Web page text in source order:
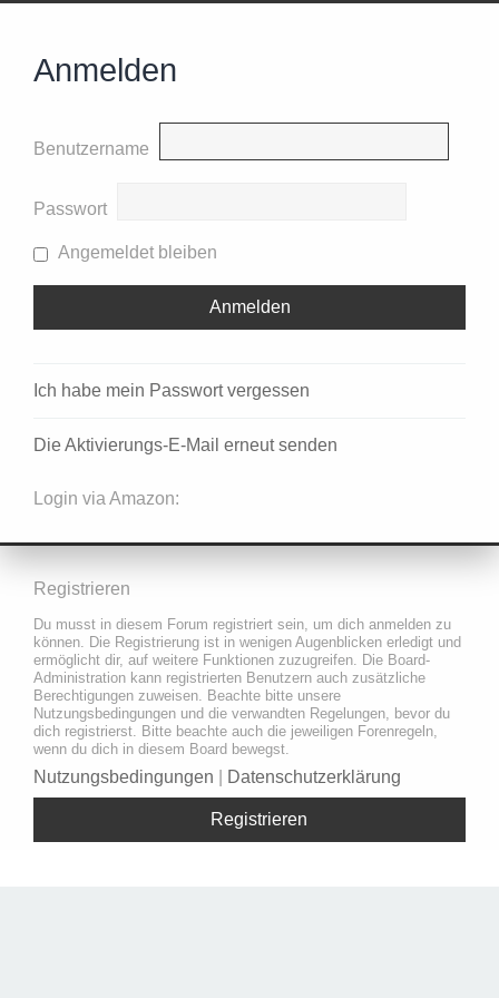
Anmelden
Benutzername
Passwort
Angemeldet bleiben
Ich habe mein Passwort vergessen
Die Aktivierungs-E-Mail erneut senden
Login via Amazon:
Registrieren
Du musst in diesem Forum registriert sein, um dich anmelden zu
können. Die Registrierung ist in wenigen Augenblicken erledigt und
ermöglicht dir, auf weitere Funktionen zuzugreifen. Die Board-
Administration kann registrierten Benutzern auch zusätzliche
Berechtigungen zuweisen. Beachte bitte unsere
Nutzungsbedingungen und die verwandten Regelungen, bevor du
dich registrierst. Bitte beachte auch die jeweiligen Forenregeln,
wenn du dich in diesem Board bewegst.
Nutzungsbedingungen Datenschutzerklärung
Registrieren